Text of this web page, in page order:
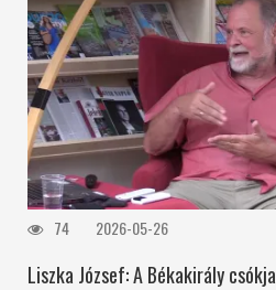
74 2026-05-26
Liszka József: A Békakirály csókja